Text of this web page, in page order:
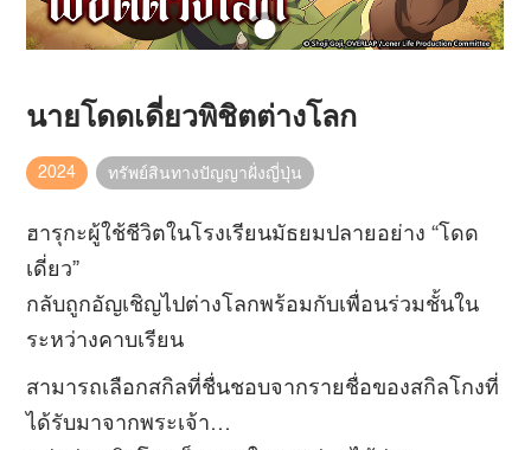
นายโดดเดี่ยวพิชิตต่างโลก
2024 ทรัพย์สินทางปัญญาฝั่งญี่ปุ่น
ฮารุกะผู้ใช้ชีวิตในโรงเรียนมัธยมปลายอย่าง “โดด
เดี่ยว”
กลับถูกอัญเชิญไปต่างโลกพร้อมกับเพื่อนร่วมชั้นใน
ระหว่างคาบเรียน
สามารถเลือกสกิลที่ชื่นชอบจากรายชื่อของสกิลโกงที่
ได้รับมาจากพระเจ้า…